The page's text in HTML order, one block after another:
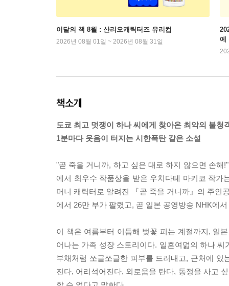
이달의 책 8월 : 산리오캐릭터즈 유리컵
2026년 08월 01일 ~ 2026년 08월 31일
예
책소개
도쿄 최고 멋쟁이 하나 씨에게 찾아온 최악의 불청
1분마다 웃음이 터지는 시한폭탄 같은 소설
"곧 죽을 거니까, 하고 싶은 대로 하지 않으면 손
에서 최우수 작품상을 받은 우치다테 마키코 작
머니 캐릭터로 알려진 『곧 죽을 거니까』의 주인
에서 26만 부가 팔렸고, 곧 일본 공영방송 NHK에
이 책은 여름부터 이듬해 벚꽃 피는 계절까지, 일
어나는 가족 성장 스토리이다. 일흔여덟의 하나
부채처럼 쪼글쪼글한 피부를 드러내고, 근처에
진다, 어리석어진다, 외로움을 탄다, 동정을 사고